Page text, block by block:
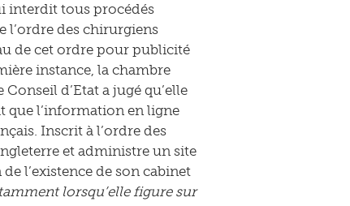
interdit tous procédés
l’ordre des chirurgiens
de cet ordre pour publicité
instance, la chambre
d’Etat a jugé qu’elle
que l’information en ligne
Inscrit à l’ordre des
et administre un site
l’existence de son cabinet
lorsqu’elle figure sur